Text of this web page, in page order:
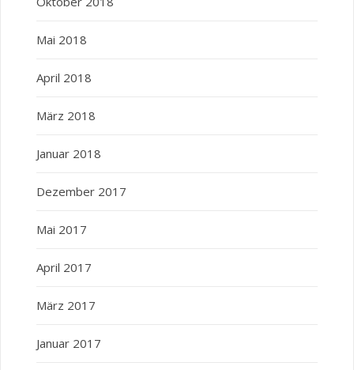
Mai 2018
April 2018
März 2018
Januar 2018
Dezember 2017
Mai 2017
April 2017
März 2017
Januar 2017